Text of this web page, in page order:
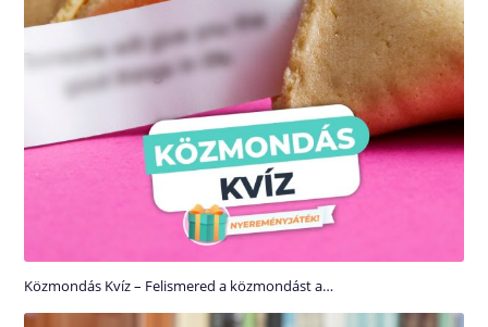
Közmondás Kvíz – Felismered a közmondást a…